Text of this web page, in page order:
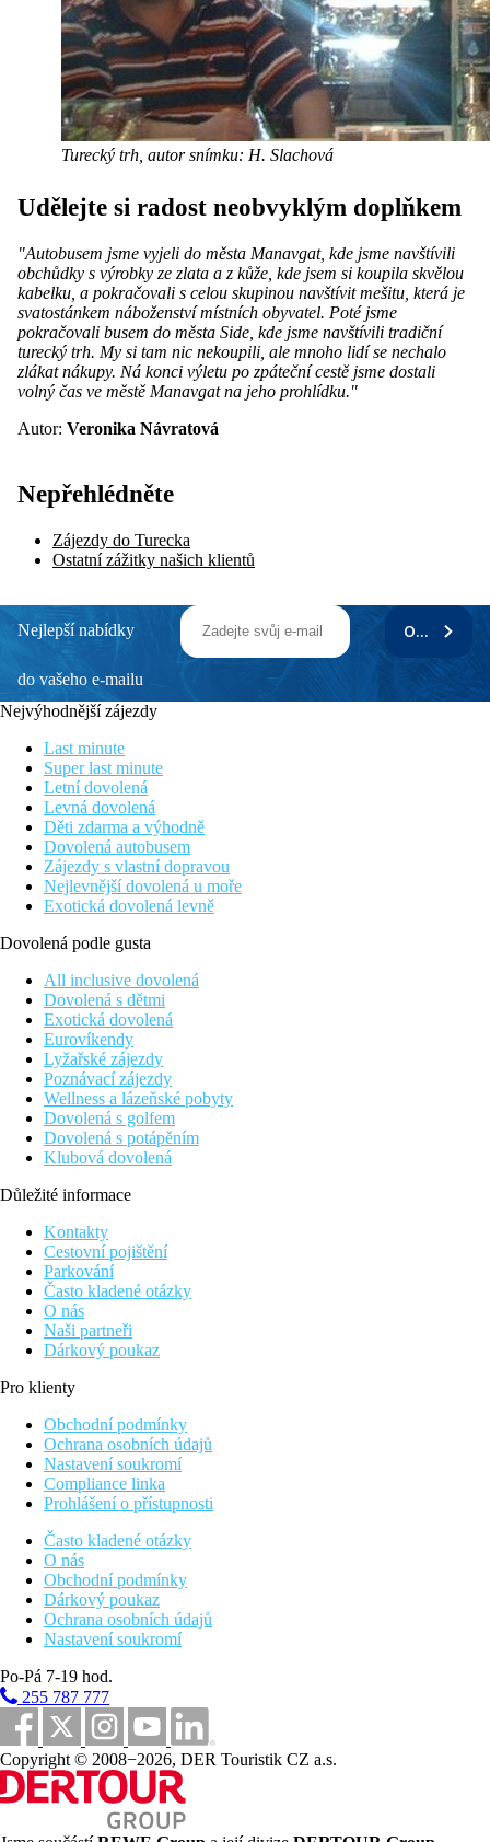
Turecký trh, autor snímku: H. Slachová
Udělejte si radost neobvyklým doplňkem
"Autobusem jsme vyjeli do města Manavgat, kde jsme navštívili
obchůdky s výrobky ze zlata a z kůže, kde jsem si koupila skvělou
kabelku, a pokračovali s celou skupinou navštívit mešitu, která je
svatostánkem náboženství místních obyvatel. Poté jsme
pokračovali busem do města Side, kde jsme navštívili tradiční
turecký trh. My si tam nic nekoupili, ale mnoho lidí se nechalo
zlákat nákupy. Ná konci výletu po zpáteční cestě jsme dostali
volný čas ve městě Manavgat na jeho prohlídku."
Autor: Veronika Návratová
Nepřehlédněte
Zájezdy do Turecka
Ostatní zážitky našich klientů
Nejlepší nabídky
do vašeho e-mailu
ODEBÍRAT
Nejvýhodnější zájezdy
Last minute
Super last minute
Letní dovolená
Levná dovolená
Děti zdarma a výhodně
Dovolená autobusem
Zájezdy s vlastní dopravou
Nejlevnější dovolená u moře
Exotická dovolená levně
Dovolená podle gusta
All inclusive dovolená
Dovolená s dětmi
Exotická dovolená
Eurovíkendy
Lyžařské zájezdy
Poznávací zájezdy
Wellness a lázeňské pobyty
Dovolená s golfem
Dovolená s potápěním
Klubová dovolená
Důležité informace
Kontakty
Cestovní pojištění
Parkování
Často kladené otázky
O nás
Naši partneři
Dárkový poukaz
Pro klienty
Obchodní podmínky
Ochrana osobních údajů
Nastavení soukromí
Compliance linka
Prohlášení o přístupnosti
Často kladené otázky
O nás
Obchodní podmínky
Dárkový poukaz
Ochrana osobních údajů
Nastavení soukromí
Po-Pá 7-19 hod.
255 787 777
Copyright © 2008−2026, DER Touristik CZ a.s.